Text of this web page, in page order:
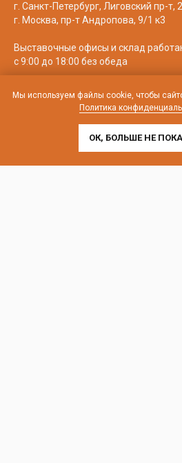
Мы используем файлы cookie, чтобы
Политика
ОК, БОЛЬШЕ НЕ
г. Санкт-Петербург, Лиговский пр-т,
г. Москва, пр-т Андропова, 9/1 к3
Выставочные офисы и склад
с 9:00 до 18:00 без обеда
телефон:
8 (800) 707-54-35
cedral-zakaz@yandex.ru